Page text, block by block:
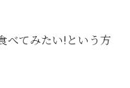
べてみたい!という方